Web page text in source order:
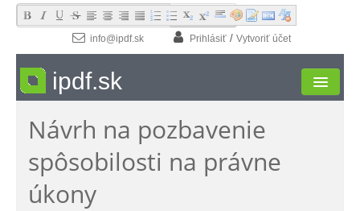
 Hľadaj
info@ipdf.sk Prihlásiť/ Vytvoriť účet
ipdf.sk
Formuláre
Moja zóna
Štúdio
Návrh na pozbavenie
spôsobilosti na právne
úkony